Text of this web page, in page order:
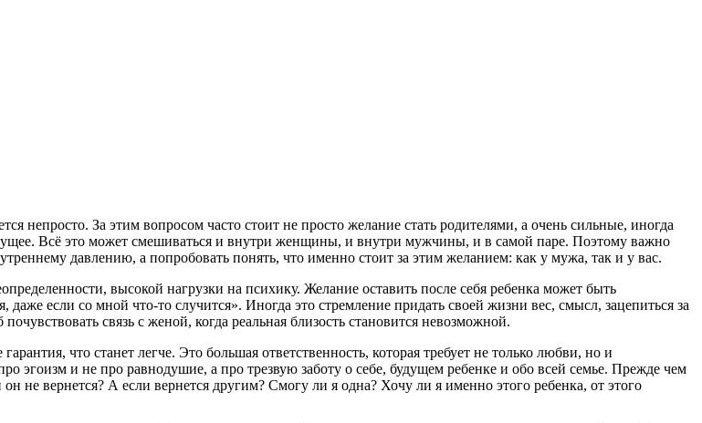
непросто. За этим вопросом часто стоит не просто желание стать родителями, а очень сильные, иногда
Всё это может смешиваться и внутри женщины, и внутри мужчины, и в самой паре. Поэтому важно
давлению, а попробовать понять, что именно стоит за этим желанием: как у мужа, так и у вас.
высокой нагрузки на психику. Желание оставить после себя ребенка может быть
даже если со мной что-то случится». Иногда это стремление придать своей жизни вес, смысл, зацепиться за
связь с женой, когда реальная близость становится невозможной.
что станет легче. Это большая ответственность, которая требует не только любви, но и
эгоизм и не про равнодушие, а про трезвую заботу о себе, будущем ребенке и обо всей семье. Прежде чем
не вернется? А если вернется другим? Смогу ли я одна? Хочу ли я именно этого ребенка, от этого